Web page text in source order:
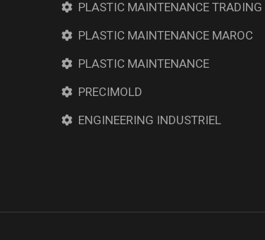
PLASTIC MAINTENANCE TRADING
PLASTIC MAINTENANCE MAROC
PLASTIC MAINTENANCE
PRECIMOLD
ENGINEERING INDUSTRIEL